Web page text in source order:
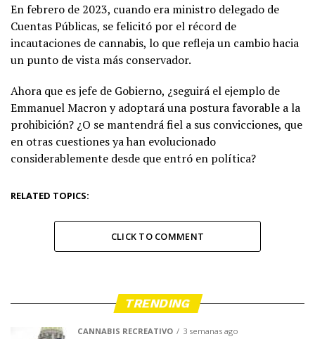
En febrero de 2023, cuando era ministro delegado de
Cuentas Públicas, se felicitó por el récord de
incautaciones de cannabis, lo que refleja un cambio hacia
un punto de vista más conservador.
Ahora que es jefe de Gobierno, ¿seguirá el ejemplo de
Emmanuel Macron y adoptará una postura favorable a la
prohibición? ¿O se mantendrá fiel a sus convicciones, que
en otras cuestiones ya han evolucionado
considerablemente desde que entró en política?
RELATED TOPICS:
CLICK TO COMMENT
TRENDING
CANNABIS RECREATIVO 3 semanas ago